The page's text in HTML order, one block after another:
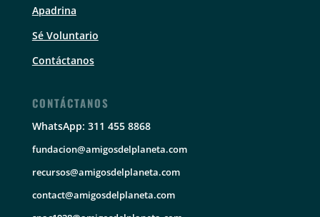
Apadrina
Sé Voluntario
Contáctanos
CONTÁCTANOS
WhatsApp: 311 455 8868
fundacion@amigosdelplaneta.com
recursos@amigosdelplaneta.com
contact@amigosdelplaneta.com